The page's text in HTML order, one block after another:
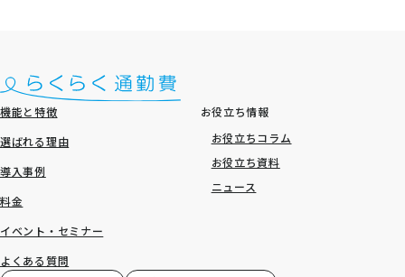
機能と特徴
選ばれる理由
導入事例
料金
イベント・セミナー
よくある質問
お役立ち情報
お役立ちコラム
お役立ち資料
ニュース